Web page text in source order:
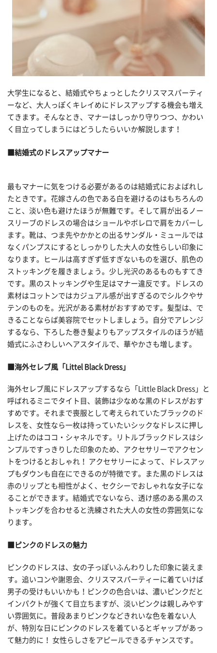
大学生になると、結婚式やちょっとしたクリスマスパーティ
ーなど、大人っぽくキレイめにドレスアップする機会も増え
てきます。そんなとき、マナーはしっかり守りつつ、かわい
く目立ってしまうにはどうしたらいいか解説します！
■結婚式のドレスアップマナー
最もマナーに気をつける必要があるのは結婚式におよばれし
たときです。花嫁さんの色である白を避けるのはもちろんの
こと、淡い色も避けたほうが無難です。そして肩が出るノー
スリーブのドレスの場合はショールやボレロで肩をカバーし
ます。靴は、つま先やかかとの出るサンダル・ミュールでは
なくパンプスにするとしっかりした大人の女性らしい印象に
なります。ヒールは高すぎず低すぎないものを選び、肌色の
ストッキングを履きましょう。少し光沢のあるものもすてき
です。黒のストッキングや生足はマナー違反です。ドレスの
素材はコットンではカジュアル感が出すぎるのでシルクやサ
テンのものを。光沢がある素材がおすすめです。髪型は、で
きることならば美容院でセットしましょう。自分でアレンジ
するなら、下ろした巻き髪よりもアップスタイルのほうが結
婚式にふさわしいヘアスタイルで、華やかさも増します。
■海外セレブ風「Littel Black Dress」
海外セレブ風にドレスアップするなら「Little Black Dress」と
呼ばれるミニでタイト目、装飾は少なめな黒のドレスがおす
すめです。それまで喪服として考えられていたブラックのド
レスを、女性なら一枚は持っていたいシックなドレスに押し
上げたのはココ・シャネルです。リトルブラックドレスはシ
ンプルですっきりした印象のため、アクセサリーでアクセン
トをつけるとおしゃれ！ アクセサリーによって、ドレスアッ
プもダウンも自在にできるのが特徴です。また黒のドレスは
赤のリップとも相性がよく、セクシーでおしゃれな女子にな
ることができます。結婚式でないなら、透け感のある黒のス
トッキングを合わせると洗練された大人の女性の雰囲気にな
ります。
■ピンクのドレスの魅力
ピンクのドレスは、女の子っぽいふんわりした印象に装えま
す。追いコンや謝恩会、クリスマスパーティーに着ていけば
男子の受けもいいかも！ピンクの色合いは、濃いピンクだと
インパクトが強くて目立ちますが、淡いピンクは親しみやす
い雰囲気に。普段あまりピンクなどきれいな色を着ない人
が、特別な日にピンクのドレスを着ているとギャップがあっ
て魅力的に！ 女性らしさをアピールできるチャンスです。